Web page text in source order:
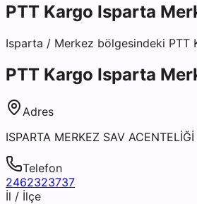
PTT Kargo Isparta
Isparta / Merkez bölgesindeki PTT
PTT Kargo Isparta
Adres
ISPARTA MERKEZ SAV
Telefon
2462323737
İl / İlçe